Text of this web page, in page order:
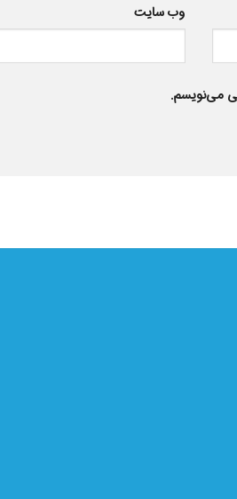
وب‌ سایت
می‌نویسم.